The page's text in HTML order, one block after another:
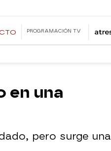
PROGRAMACIÓN TV
en una
pero surge una